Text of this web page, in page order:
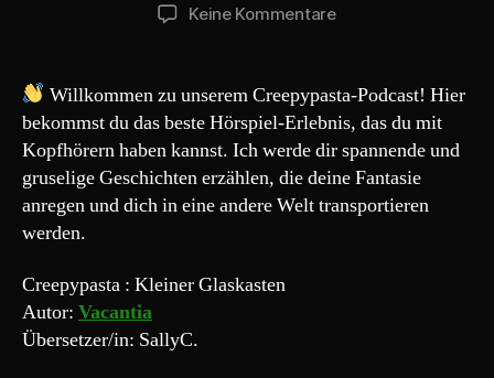
Keine Kommentarezu
„Die
der
Pandora
“
Willkommen zu unserem Creepypasta-Podcast! Hier
bekommst du das beste Hörspiel-Erlebnis, das du mit
Kopfhörern haben kannst. Ich werde dir spannende und
gruselige Geschichten erzählen, die deine Fantasie
anregen und dich in eine andere Welt transportieren
werden.
Creepypasta : Kleiner Glaskasten
Autor: Vacantia
Übersetzer/in: SallyC.